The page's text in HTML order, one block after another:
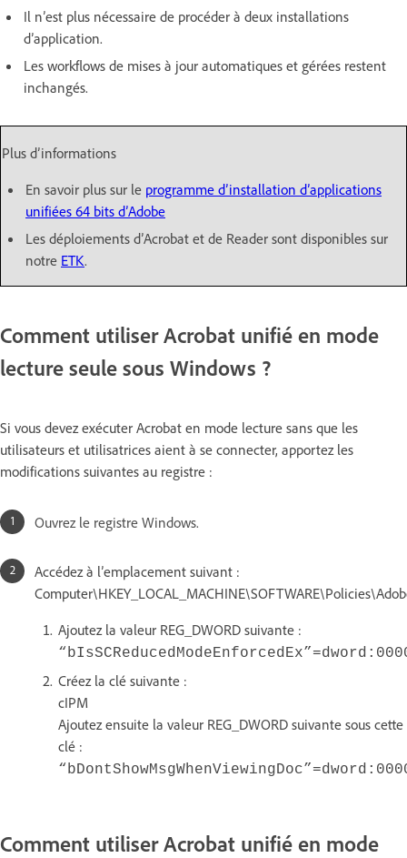
Il n’est plus nécessaire de procéder à deux installations
d’application.
Les workflows de mises à jour automatiques et gérées restent
inchangés.
Plus d’informations
En savoir plus sur le programme d’installation d’applications
unifiées 64 bits d’Adobe
Les déploiements d’Acrobat et de Reader sont disponibles sur
notre ETK.
Comment utiliser Acrobat unifié en mode
lecture seule sous Windows ?
Si vous devez exécuter Acrobat en mode lecture sans que les
utilisateurs et utilisatrices aient à se connecter, apportez les
modifications suivantes au registre :
Ouvrez le registre Windows.
Accédez à l’emplacement suivant :
Ajoutez la valeur REG_DWORD suivante :
Créez la clé suivante :
cIPM
Ajoutez ensuite la valeur REG_DWORD suivante sous cette
clé :
Comment utiliser Acrobat unifié en mode